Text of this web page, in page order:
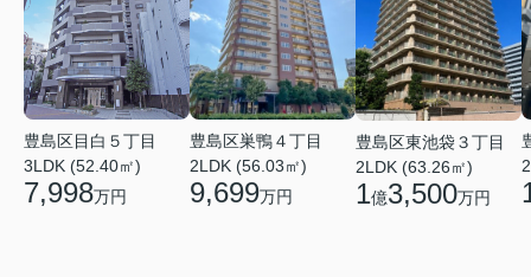
豊島区目白５丁目
3LDK (52.40㎡)
7,998万円
豊島区巣鴨４丁目
2LDK (56.03㎡)
9,699万円
豊島区東池袋３丁目
2LDK (63.26㎡)
1億3,500万円